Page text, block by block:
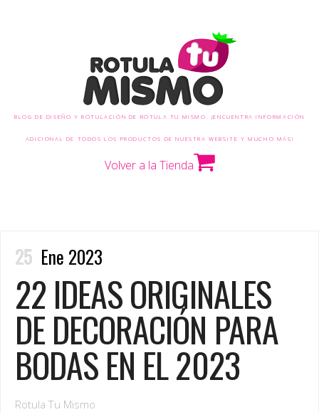
BLOG DE DISEÑO Y ROTULACIÓN DE ROTULA TU MISMO. ¡ENCUENTRA INFORMACIÓN
ADICIONAL DE TODOS LOS PRODUCTOS DE NUESTRA WEBSITE Y MUCHO MÁS!
Volver a la Tienda
25 Ene 2023
22 IDEAS ORIGINALES
DE DECORACIÓN PARA
BODAS EN EL 2023
Rotula Tu Mismo